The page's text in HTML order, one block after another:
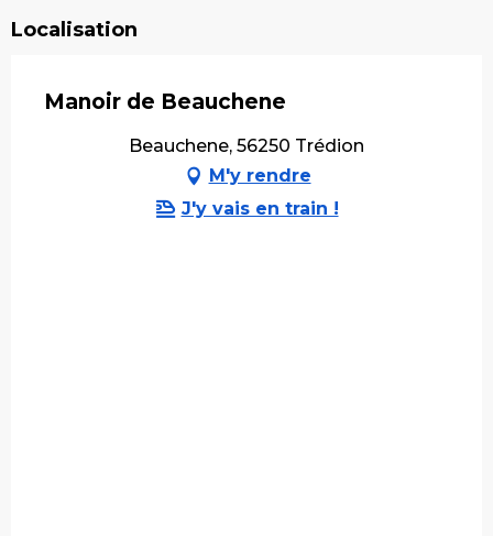
Localisation
Manoir de Beauchene
Beauchene, 56250 Trédion
M'y rendre
J'y vais en train !